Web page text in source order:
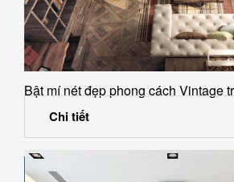
Bật mí nét đẹp phong cách Vintage
Chi tiết